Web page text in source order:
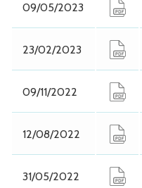
09/05/2023
23/02/2023
09/11/2022
12/08/2022
31/05/2022